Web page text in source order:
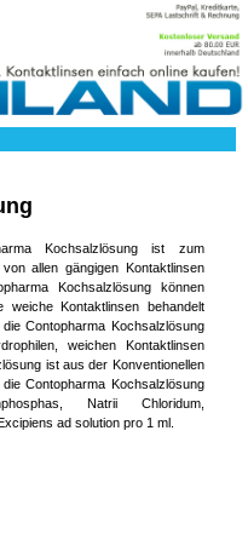
Kochsalzlösung ist zum
allen gängigen Kontaktlinsen
Kochsalzlösung können
weiche Kontaktlinsen behandelt
Contopharma Kochsalzlösung
weichen Kontaktlinsen
ist aus der Konventionellen
Contopharma Kochsalzlösung
Natrii Chloridum,
ad solution pro 1 ml.